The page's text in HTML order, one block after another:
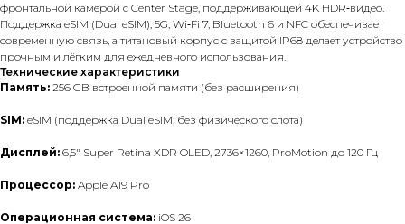
фронтальной камерой с Center Stage, поддерживающей 4K HDR‑видео.
Поддержка eSIM (Dual eSIM), 5G, Wi‑Fi 7, Bluetooth 6 и NFC обеспечивает
современную связь, а титановый корпус с защитой IP68 делает устройство
прочным и лёгким для ежедневного использования.
Технические характеристики
Память: 256 GB встроенной памяти (без расширения)
SIM: eSIM (поддержка Dual eSIM; без физического слота)
Дисплей: 6,5″ Super Retina XDR OLED, 2736×1260, ProMotion до 120 Гц
Процессор: Apple A19 Pro
Операционная система: iOS 26